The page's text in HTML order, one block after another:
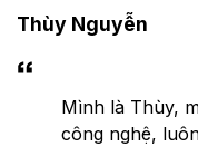
Thùy Nguyễn
Mình là Thùy,
công nghệ,